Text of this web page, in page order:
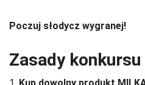
Poczuj słodycz wygranej!
Zasady konkursu
1. Kup dowolny produkt